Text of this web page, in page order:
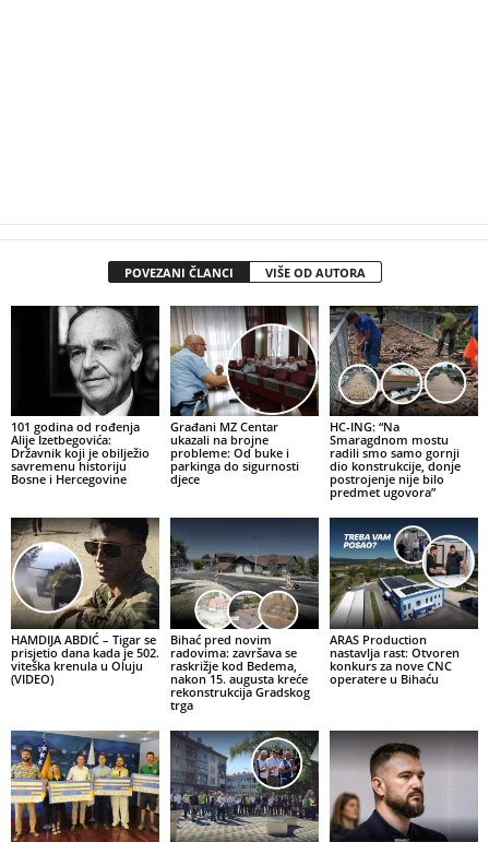
POVEZANI ČLANCI VIŠE OD AUTORA
101 godina od rođenja
Alije Izetbegovića:
Državnik koji je obilježio
savremenu historiju
Bosne i Hercegovine
Građani MZ Centar
ukazali na brojne
probleme: Od buke i
parkinga do sigurnosti
djece
HC-ING: “Na
Smaragdnom mostu
radili smo samo gornji
dio konstrukcije, donje
postrojenje nije bilo
predmet ugovora”
HAMDIJA ABDIĆ – Tigar se
prisjetio dana kada je 502.
viteška krenula u Oluju
(VIDEO)
Bihać pred novim
radovima: završava se
raskrižje kod Bedema,
nakon 15. augusta kreće
rekonstrukcija Gradskog
trga
ARAS Production
nastavlja rast: Otvoren
konkurs za nove CNC
operatere u Bihaću